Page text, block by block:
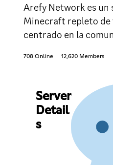
Arefy Network es un
Minecraft repleto de
centrado en la
708 Online 12,620 Members
Server
Detail
s